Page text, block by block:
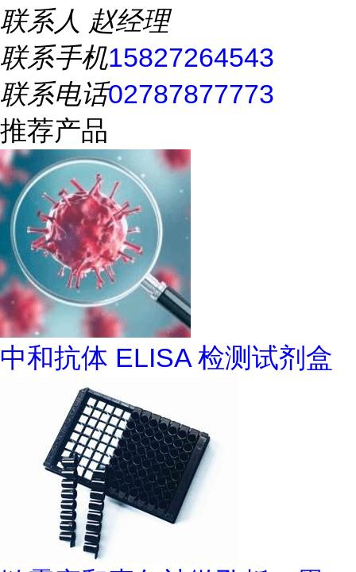
联系人 赵经理
联系手机15827264543
联系电话02787877773
推荐产品
中和抗体 ELISA 检测试剂盒